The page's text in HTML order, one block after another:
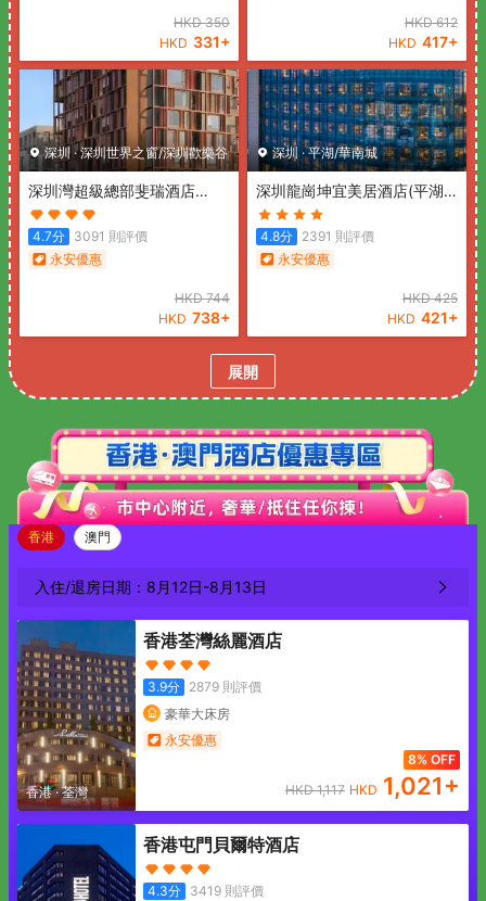
HKD350
HKD 331+
HKD612
HKD 417+
深圳 ·深圳世界之窗/深圳歡樂谷
深圳灣超級總部斐瑞酒店
(Shenzhen Bay Super
Headquarters Feria Hotel)
4.7分 3091 則評價
永安優惠
HKD744
HKD 738+
深圳 ·平湖/華南城
深圳龍崗坤宜美居酒店(平湖
站店) (Mercure Shenzhen
Longgang(Longgang
Wanda Plaza Branch))
4.8分 2391 則評價
永安優惠
HKD425
HKD 421+
展開
香港 澳門
入住/退房日期： 8月12日-8月13日
香港·荃灣
香港荃灣絲麗酒店
3.9分 2879則評價
豪華大床房
永安優惠
8% OFF
HKD1,117 HKD 1,021+
香港屯門貝爾特酒店
4.3分 3419則評價